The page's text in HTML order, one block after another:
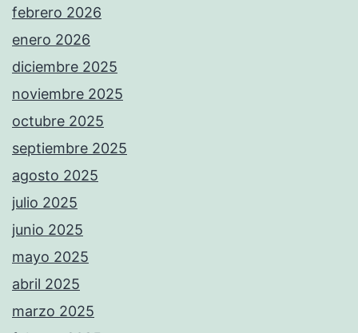
febrero 2026
enero 2026
diciembre 2025
noviembre 2025
octubre 2025
septiembre 2025
agosto 2025
julio 2025
junio 2025
mayo 2025
abril 2025
marzo 2025